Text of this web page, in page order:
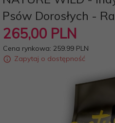
Psów Dorosłych -
265,00 PLN
Cena rynkowa: 259.99 PLN
Zapytaj o dostępność